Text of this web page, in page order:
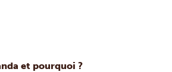
et pourquoi ?